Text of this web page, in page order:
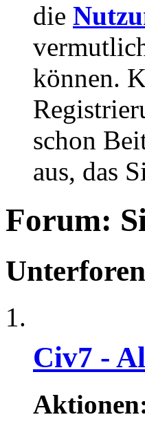
die
können.
schon
aus, das
Forum:
Unterforen
Civ7 -